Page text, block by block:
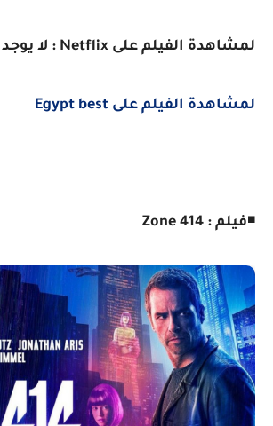
لمشاهدة الفيلم على Netflix : لا يوجد
لمشاهدة الفيلم على Egypt best
◾فيلم : Zone 414